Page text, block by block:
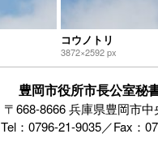
コウノトリ
3872×2592 px
豊岡市役所市長公室秘
〒668-8666 兵庫県豊岡市
Tel：0796-21-9035／Fax：